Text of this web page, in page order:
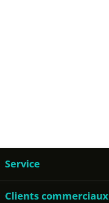
Service
Clients commerciaux